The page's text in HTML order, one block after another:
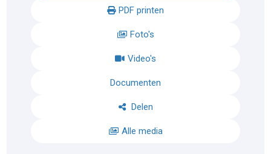
PDF printen
Foto's
Video's
Documenten
Delen
Alle media